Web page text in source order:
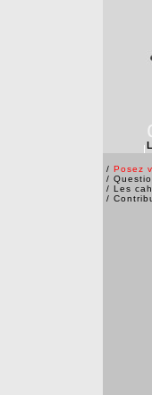
/ Posez
/
/ Les
/